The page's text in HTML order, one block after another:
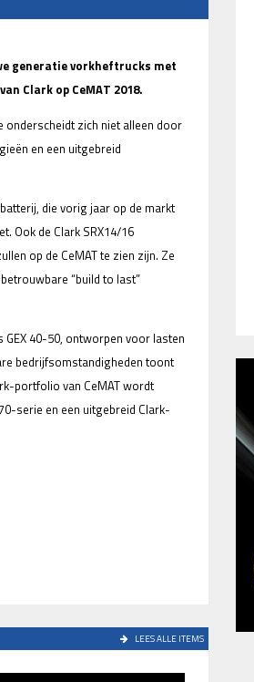
generatie vorkheftrucks met
Clark op CeMAT 2018.
onderscheidt zich niet alleen door
en een uitgebreid
die vorig jaar op de markt
Ook de Clark SRX14/16
op de CeMAT te zien zijn. Ze
“build to last”
40-50, ontworpen voor lasten
bedrijfsomstandigheden toont
portfolio van CeMAT wordt
serie en een uitgebreid Clark-
LEES ALLE ITEMS